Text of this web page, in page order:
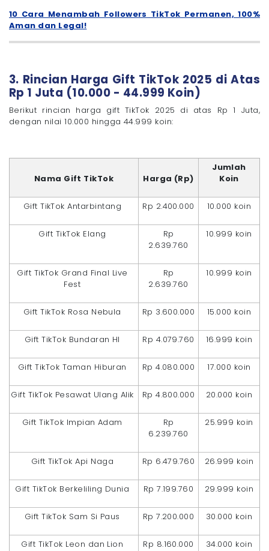
10 Cara Menambah Followers TikTok Permanen, 100%
Aman dan Legal!
3. Rincian Harga Gift TikTok 2025 di Atas
Rp 1 Juta (10.000 - 44.999 Koin)
Berikut rincian harga gift TikTok 2025 di atas Rp 1 Juta,
dengan nilai 10.000 hingga 44.999 koin:
Nama Gift TikTok Harga (Rp)
Jumlah
Koin
Gift TikTok Antarbintang Rp 2.400.000 10.000 koin
Gift TikTok Elang
Rp
2.639.760
10.999 koin
Gift TikTok Grand Final Live
Fest
Rp
2.639.760
10.999 koin
Gift TikTok Rosa Nebula Rp 3.600.000 15.000 koin
Gift TikTok Bundaran HI Rp 4.079.760 16.999 koin
Gift TikTok Taman Hiburan Rp 4.080.000 17.000 koin
Gift TikTok Pesawat Ulang Alik Rp 4.800.000 20.000 koin
Gift TikTok Impian Adam
Rp
6.239.760
25.999 koin
Gift TikTok Api Naga Rp 6.479.760 26.999 koin
Gift TikTok Berkeliling Dunia Rp 7.199.760 29.999 koin
Gift TikTok Sam Si Paus Rp 7.200.000 30.000 koin
Gift TikTok Leon dan Lion Rp 8.160.000 34.000 koin